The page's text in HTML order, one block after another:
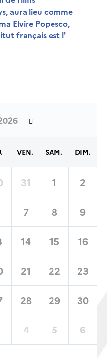
aura lieu comme
Elvire Popesco,
français est l'
VEN. SAM. DIM.
31 1 2
7 8 9
14 15 16
21 22 23
28 29 30
4 5 6